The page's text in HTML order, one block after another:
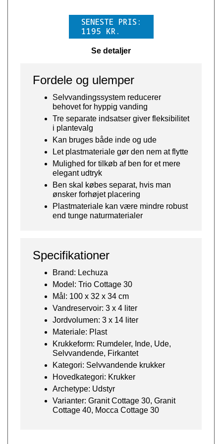
Fordele og ulemper
Selvvandingssystem reducerer
behovet for hyppig vanding
Tre separate indsatser giver fleksibilitet
i plantevalg
Kan bruges både inde og ude
Let plastmateriale gør den nem at flytte
Mulighed for tilkøb af ben for et mere
elegant udtryk
Ben skal købes separat, hvis man
ønsker forhøjet placering
Plastmateriale kan være mindre robust
end tunge naturmaterialer
Specifikationer
Brand: Lechuza
Model: Trio Cottage 30
Mål: 100 x 32 x 34 cm
Vandreservoir: 3 x 4 liter
Jordvolumen: 3 x 14 liter
Materiale: Plast
Krukkeform: Rumdeler, Inde, Ude,
Selvvandende, Firkantet
Kategori: Selvvandende krukker
Hovedkategori: Krukker
Archetype: Udstyr
Varianter: Granit Cottage 30, Granit
Cottage 40, Mocca Cottage 30
SENESTE PRIS:
1195 KR.
Se detaljer